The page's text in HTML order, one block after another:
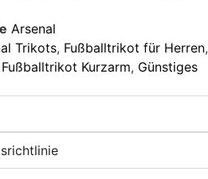
Arsenal
Trikots, Fußballtrikot für Herren,
Fußballtrikot Kurzarm, Günstiges